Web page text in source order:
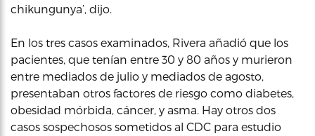
chikungunya’, dijo.
En los tres casos examinados, Rivera añadió que los
pacientes, que tenían entre 30 y 80 años y murieron
entre mediados de julio y mediados de agosto,
presentaban otros factores de riesgo como diabetes,
obesidad mórbida, cáncer, y asma. Hay otros dos
casos sospechosos sometidos al CDC para estudio